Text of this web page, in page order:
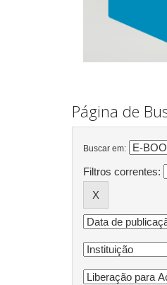
Página de
Buscar em:
Filtros correntes: